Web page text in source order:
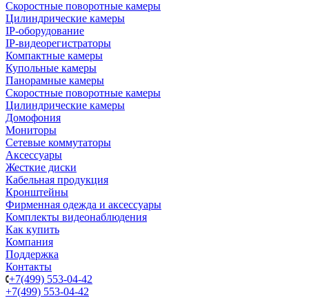
Скоростные поворотные камеры
Цилиндрические камеры
IP-оборудование
IP-видеорегистраторы
Компактные камеры
Купольные камеры
Панорамные камеры
Скоростные поворотные камеры
Цилиндрические камеры
Домофония
Мониторы
Сетевые коммутаторы
Аксессуары
Жесткие диски
Кабельная продукция
Кронштейны
Фирменная одежда и аксессуары
Комплекты видеонаблюдения
Как купить
Компания
Поддержка
Контакты
+7(499) 553-04-42
+7(499) 553-04-42